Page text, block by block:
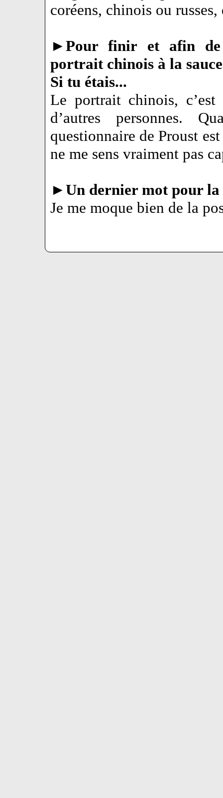
coréens, chinois ou
►Pour finir et afin
portrait chinois à la
Si tu étais...
Le portrait chinois,
d’autres personnes.
questionnaire de Proust
ne me sens vraiment pas
►Un dernier mot pour la
Je me moque bien de la